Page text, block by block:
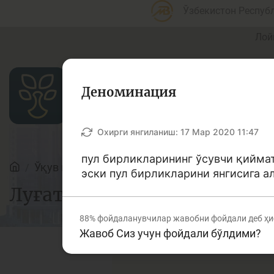
Мақолалар
Банк агентлари учун
Депозит (омонатлар)
Ўқув қўлланмалар Луғат
Луғат
Деноминация
Охирги янгиланиш: 17 Мар 2020 11:47
пул бирликларининг ўсувчи
эски пул бирликларини янгисига
88%фойдаланувчилар жавобни фойдали деб
Жавоб Сиз учун фойдали бўлдими?